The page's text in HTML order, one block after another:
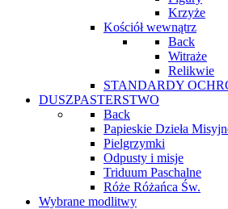
Krzyże
Kościół wewnątrz
Back
Witraże
Relikwie
STANDARDY
DUSZPASTERSTWO
Back
Papieskie Dzieła
Pielgrzymki
Odpusty i misje
Triduum Paschalne
Róże Różańca Św.
Wybrane modlitwy